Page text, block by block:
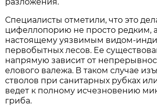
Специалисты отметили, что это
цифеллопорию не просто редким,
настоящему уязвимым видом-
первобытных лесов. Ее
напрямую зависит от
елового валежа. В таком случае
стволов при санитарных рубках
ведет к полному исчезновению
гриба.